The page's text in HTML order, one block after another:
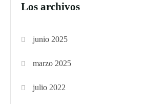
Los archivos
junio 2025
marzo 2025
julio 2022